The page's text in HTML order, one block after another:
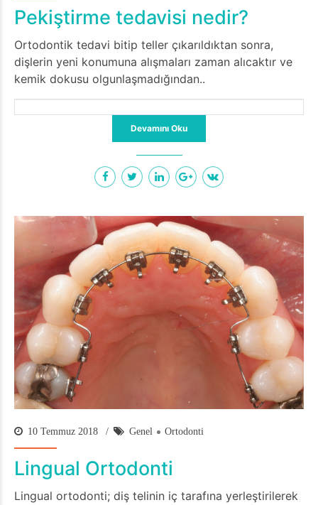
Pekiştirme tedavisi nedir?
Ortodontik tedavi bitip teller çıkarıldıktan sonra,
dişlerin yeni konumuna alışmaları zaman alıcaktır ve
kemik dokusu olgunlaşmadığından..
Devamını Oku
10 Temmuz 2018 Genel Ortodonti
Lingual Ortodonti
Lingual ortodonti; diş telinin iç tarafına yerleştirilerek